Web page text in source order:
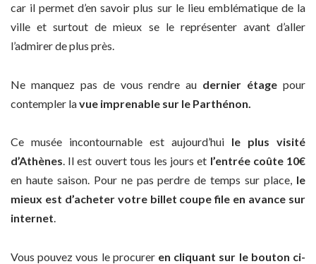
car il permet d’en savoir plus sur le lieu emblématique de la
ville et surtout de mieux se le représenter avant d’aller
l’admirer de plus près.
Ne manquez pas de vous rendre au dernier étage pour
contempler lavue imprenable sur le Parthénon.
Ce musée incontournable est aujourd’hui le plus visité
d’Athènes. Il est ouvert tous les jours et l’entrée coûte 10€
en haute saison. Pour ne pas perdre de temps sur place, le
mieux est d’acheter votre billet coupe file en avance sur
internet.
Vous pouvez vous le procurer en cliquant sur le bouton ci-